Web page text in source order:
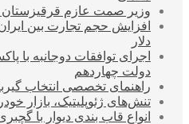
وزیر صمت عازم
دلار
اجرای توافقات دوجانبه با
دولت چهاردهم
راهنمای تخصصی انتخاب
تنش‌های ژئوپلیتیک، بازار
انواع قاب بندی دیوار با